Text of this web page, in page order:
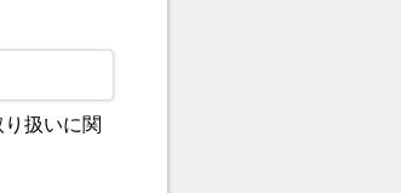
扱いに関